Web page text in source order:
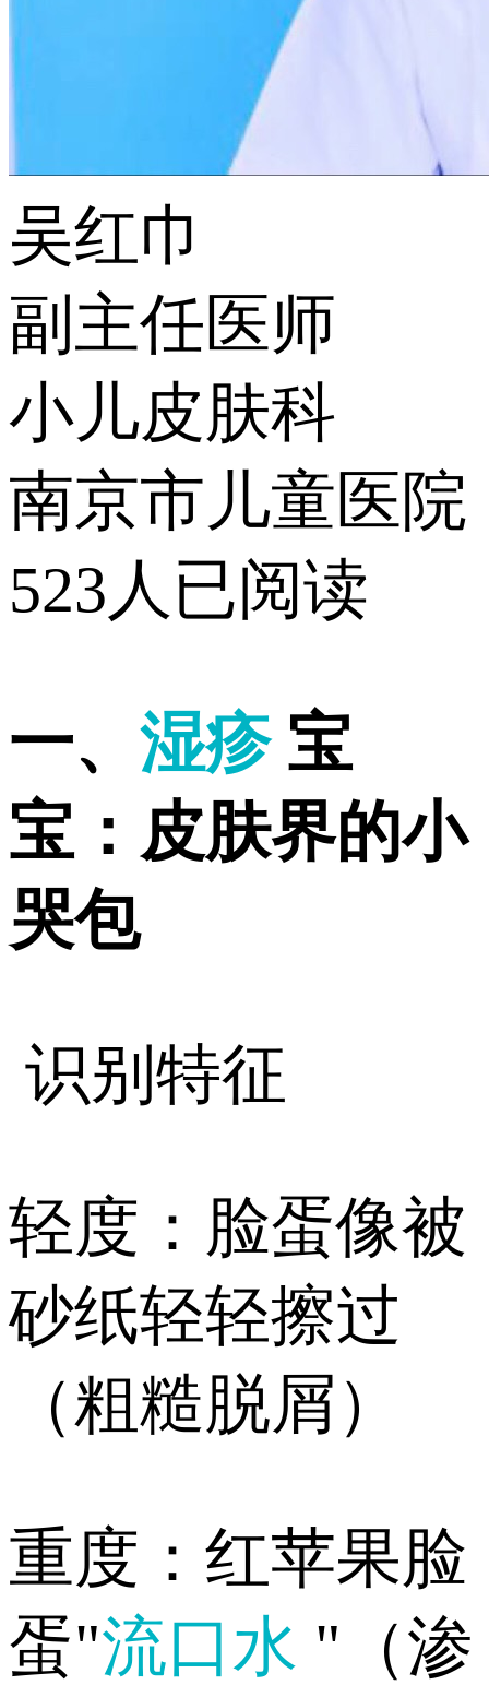
吴红巾
副主任医师
小儿皮肤科
南京市儿童医院
523人已阅读
一、 湿疹 宝
宝：皮肤界的小
哭包
识别特征
️轻度：脸蛋像被
砂纸轻轻擦过
（粗糙脱屑）
️重度：红苹果脸
蛋"流口水 "（渗